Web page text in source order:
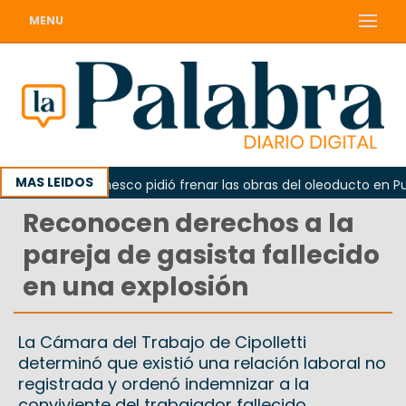
MENU
MAS LEIDOS
La Unesco pidió frenar las obras del oleoducto en Punta
Reconocen derechos a la
pareja de gasista fallecido
en una explosión
La Cámara del Trabajo de Cipolletti
determinó que existió una relación laboral no
registrada y ordenó indemnizar a la